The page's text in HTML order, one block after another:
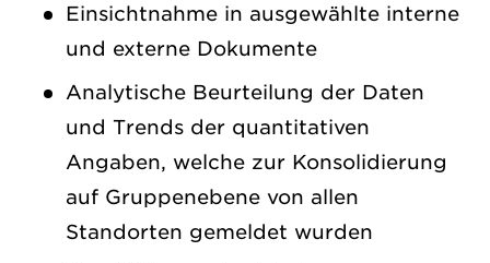
Einsichtnahme in ausgewählte interne
und externe Dokumente
Analytische Beurteilung der Daten
und Trends der quantitativen
Angaben, welche zur Konsolidierung
auf Gruppenebene von allen
Standorten gemeldet wurden